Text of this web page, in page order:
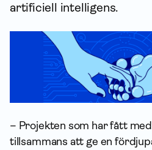
artificiell intelligens.
– Projekten som har fått
tillsammans att ge en